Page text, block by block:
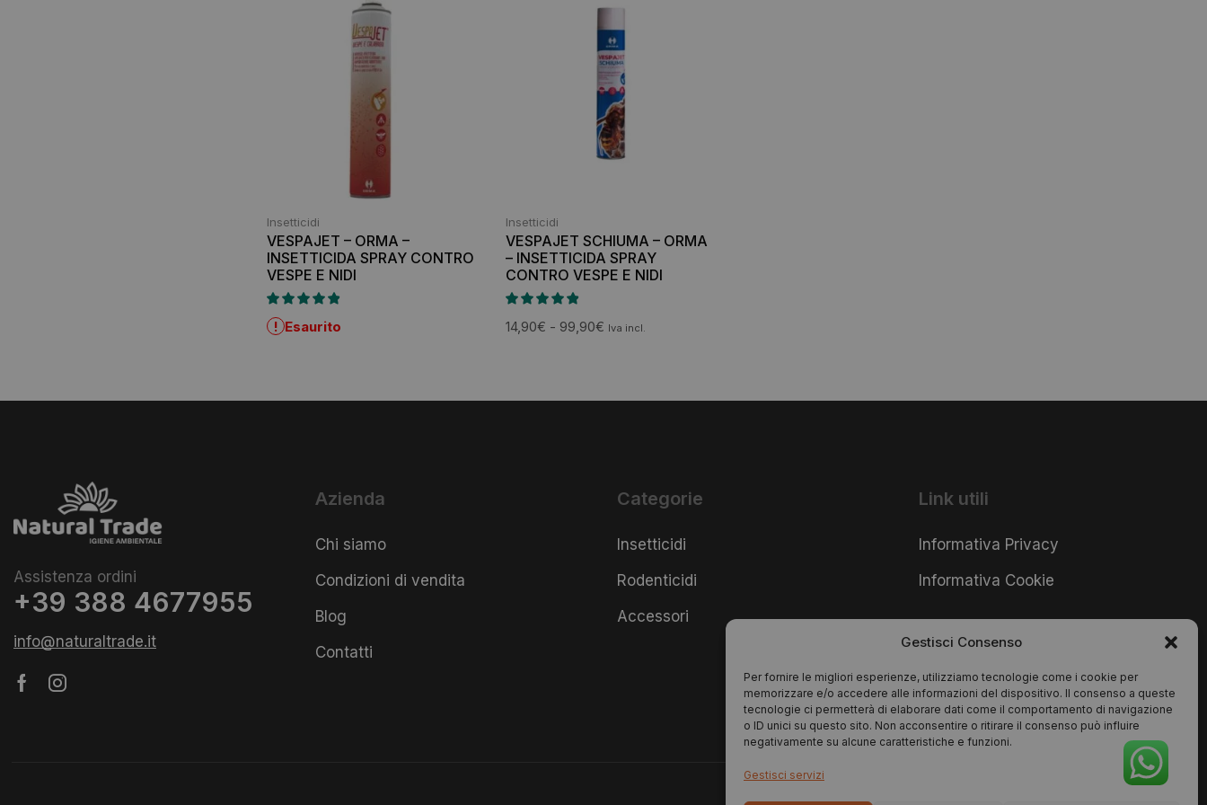
Gestisci Consenso
Per fornire le migliori esperienze, utilizziamo tecnologie come i cookie per
memorizzare e/o accedere alle informazioni del dispositivo. Il consenso a queste
tecnologie ci permetterà di elaborare dati come il comportamento di navigazione
o ID unici su questo sito. Non acconsentire o ritirare il consenso può influire
negativamente su alcune caratteristiche e funzioni.
Gestisci servizi
Insetticidi
VESPAJET – ORMA –
INSETTICIDA SPRAY CONTRO
VESPE E NIDI
! Esaurito
Insetticidi
VESPAJET SCHIUMA – ORMA
– INSETTICIDA SPRAY
CONTRO VESPE E NIDI
14,90€ - 99,90€ Iva incl.
Assistenza ordini
+39 388 4677955
info@naturaltrade.it
Azienda
Chi siamo
Condizioni di vendita
Blog
Contatti
Categorie
Insetticidi
Rodenticidi
Accessori
Link utili
Informativa Privacy
Informativa Cookie